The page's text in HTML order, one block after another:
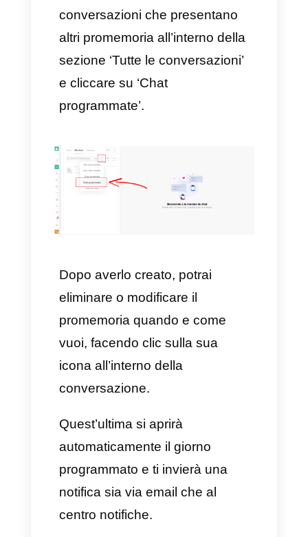
promemoria’, pulsante
posizionato in alto a destra, per
poi selezionare la data e l’ora
Puoi anche aggiungere una
nota che sarà visibile sul
promemoria e dove avrai la
possibilità di menzionare, ad
o informazioni importanti e da
ricordare.